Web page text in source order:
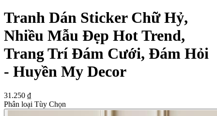
Tranh Dán Sticker Chữ Hỷ,
Nhiều Mẫu Đẹp Hot Trend,
Trang Trí Đám Cưới, Đám Hỏi
- Huyền My Decor
31.250 ₫
Phân loại Tùy Chọn